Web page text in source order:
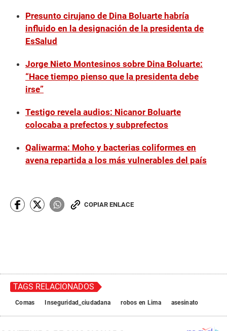
Presunto cirujano de Dina Boluarte habría
influido en la designación de la presidenta de
EsSalud
Jorge Nieto Montesinos sobre Dina Boluarte:
“Hace tiempo pienso que la presidenta debe
irse”
Testigo revela audios: Nicanor Boluarte
colocaba a prefectos y subprefectos
Qaliwarma: Moho y bacterias coliformes en
avena repartida a los más vulnerables del país
COPIAR ENLACE
TAGS RELACIONADOS
Comas Inseguridad_ciudadana robos en Lima asesinato